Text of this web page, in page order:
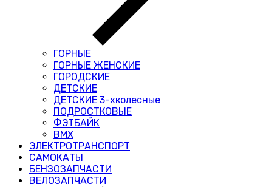
ГОРНЫЕ
ГОРНЫЕ ЖЕНСКИЕ
ГОРОДСКИЕ
ДЕТСКИЕ
ДЕТСКИЕ 3-хколесные
ПОДРОСТКОВЫЕ
ФЭТБАЙК
BMX
ЭЛЕКТРОТРАНСПОРТ
САМОКАТЫ
БЕНЗОЗАПЧАСТИ
ВЕЛОЗАПЧАСТИ